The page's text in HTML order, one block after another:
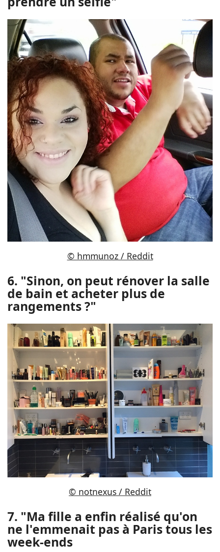
© hmmunoz / Reddit
6. "Sinon, on peut rénover la salle
de bain et acheter plus de
rangements ?"
© notnexus / Reddit
7. "Ma fille a enfin réalisé qu'on
ne l'emmenait pas à Paris tous les
week-ends